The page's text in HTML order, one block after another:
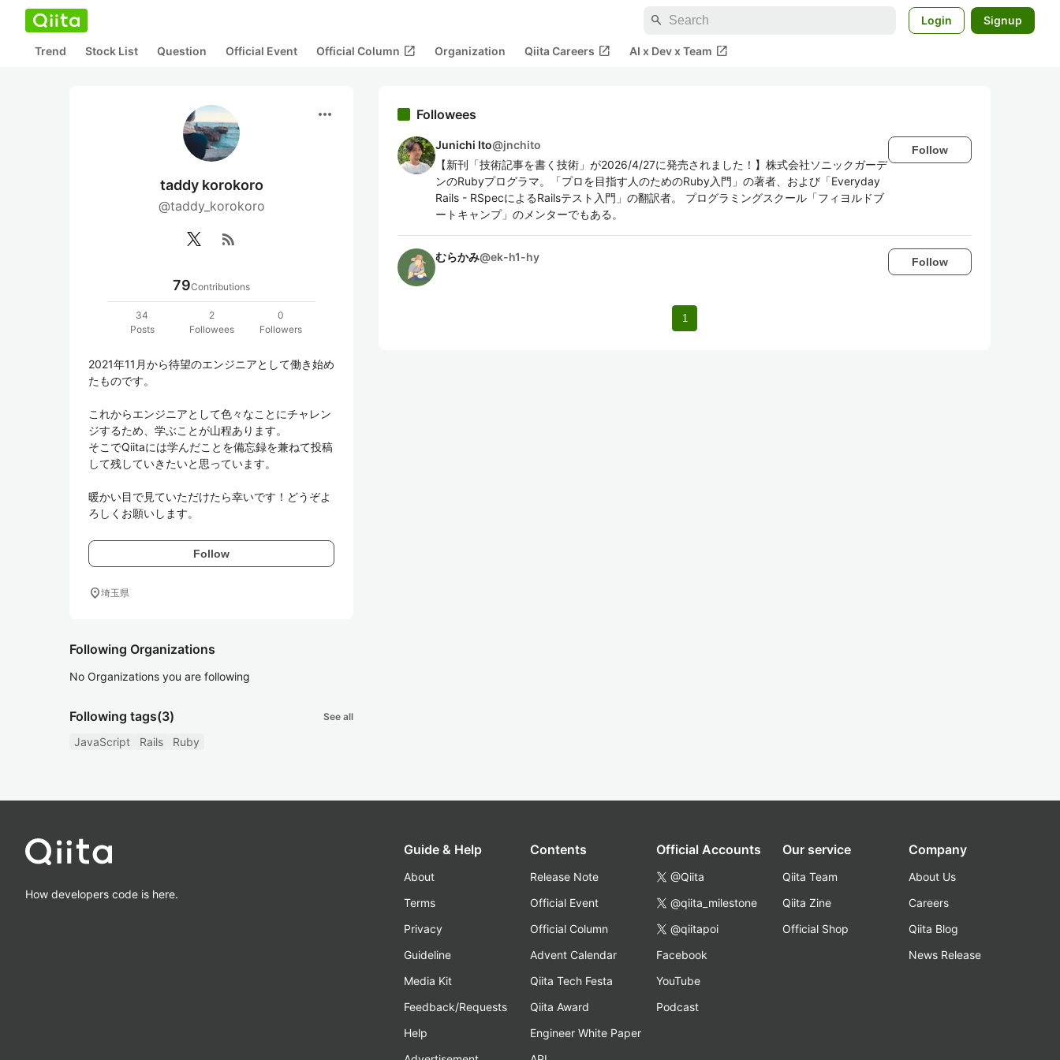
search Login Signup
Trend Stock List Question Official Event Official Column open_in_new Organization Qiita Careers open_in_new AI x Dev x Team open_in_new
more_horiz
taddy korokoro
@taddy_korokoro
rss_feed
79Contributions
34
Posts
2
Followees
0
Followers
2021年11月から待望のエンジニアとして働き始め
たものです。
これからエンジニアとして色々なことにチャレン
ジするため、学ぶことが山程あります。
そこでQiitaには学んだことを備忘録を兼ねて投稿
して残していきたいと思っています。
暖かい目で見ていただけたら幸いです！どうぞよ
ろしくお願いします。
Follow
location_on埼玉県
Following Organizations
No Organizations you are following
Following tags(3) See all
JavaScript Rails Ruby
Followees
Junichi Ito@jnchito
【新刊「技術記事を書く技術」が2026/4/27に発売されました！】株式会社ソニックガーデ
ンのRubyプログラマ。「プロを目指す人のためのRuby入門」の著者、および「Everyday
Rails - RSpecによるRailsテスト入門」の翻訳者。 プログラミングスクール「フィヨルドブ
ートキャンプ」のメンターでもある。
Follow
むらかみ@ek-h1-hy Follow
1
How developers code is here.
Guide & Help
About
Terms
Privacy
Guideline
Media Kit
Feedback/Requests
Help
Contents
Release Note
Official Event
Official Column
Advent Calendar
Qiita Tech Festa
Qiita Award
Engineer White Paper
Official Accounts
@Qiita
@qiita_milestone
@qiitapoi
Facebook
YouTube
Podcast
Our service
Qiita Team
Qiita Zine
Official Shop
Company
About Us
Careers
Qiita Blog
News Release